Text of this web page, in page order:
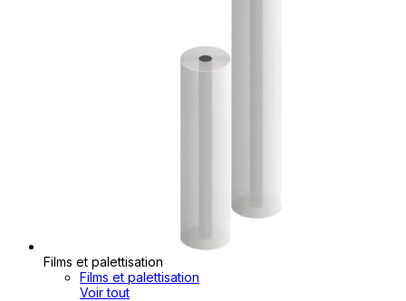
Films et palettisation
Films et palettisation
Voir tout